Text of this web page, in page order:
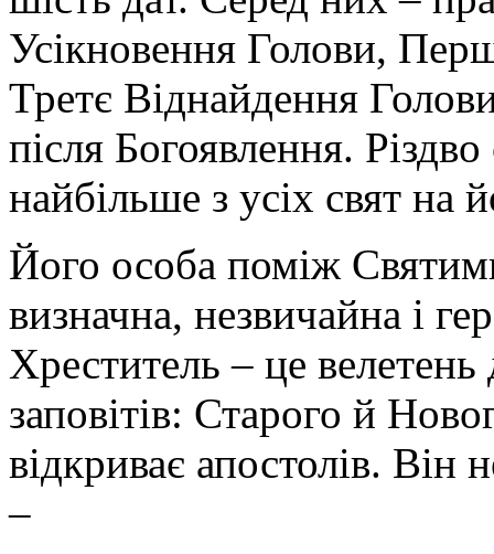
Усікновення Голови,
Третє Віднайдення
після Богоявлення.
найбільше з усіх свят на
Його особа поміж
визначна, незвичайна і
Хреститель – це
заповітів: Старого й
відкриває апостолів. Він
–